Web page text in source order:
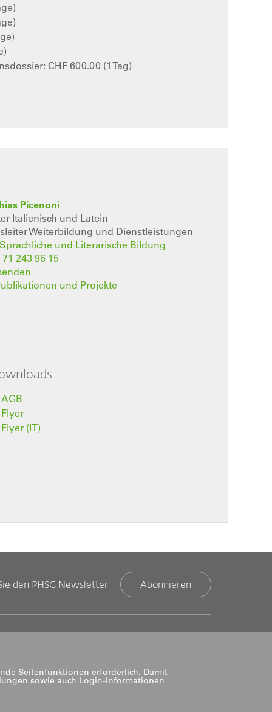
CHF 600.00 (1 Tag)
Picenoni
Italienisch und Latein
Weiterbildung und Dienstleistungen
und Literarische Bildung
71 243 96 15
und Projekte
AGB
Flyer
Flyer (IT)
den PHSG Newsletter Abonnieren
Seitenfunktionen erforderlich. Damit
sowie auch Login-Informationen